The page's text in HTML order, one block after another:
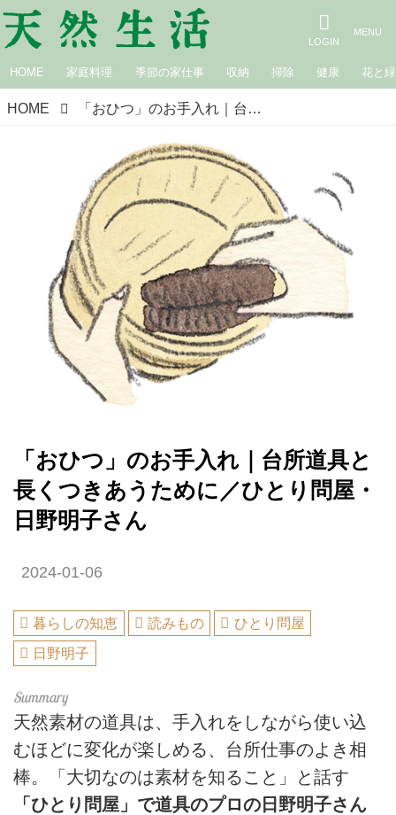
HOME 家庭料理 季節の家仕事 収納 掃除 健康 花と緑
HOME 「おひつ」のお手入れ｜台所道具と長くつきあうために／ひとり問屋・日野明子さん
「おひつ」のお手入れ｜台所道具と
長くつきあうために／ひとり問屋・
日野明子さん
2024-01-06
暮らしの知恵 読みもの
ひとり問屋
日野明子
天然素材の道具は、手入れをしながら使い込
むほどに変化が楽しめる、台所仕事のよき相
棒。「大切なのは素材を知ること」と話す
「ひとり問屋」で道具のプロの日野明子さん